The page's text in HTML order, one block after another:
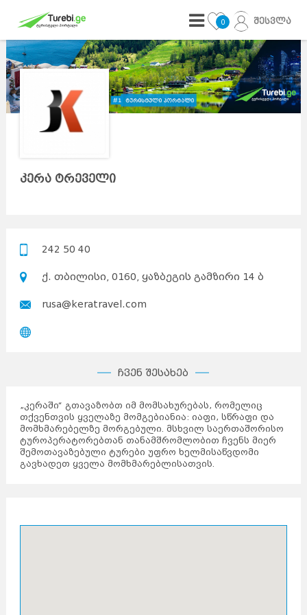
0 შესვლა
კერა ტრეველი
242 50 40
ქ. თბილისი, 0160, ყაზბეგის გამზირი 14 ბ
rusa@keratravel.com
ჩვენ შესახებ
„კერაში“ გთავაზობთ იმ მომსახურებას, რომელიც
თქვენთვის ყველაზე მომგებიანია: იაფი, სწრაფი და
მომხმარებელზე მორგებული. მსხვილ საერთაშორისო
ტუროპერატორებთან თანამშრომლობით ჩვენს მიერ
შემოთავაზებული ტურები უფრო ხელმისაწვდომი
გავხადეთ ყველა მომხმარებლისათვის.